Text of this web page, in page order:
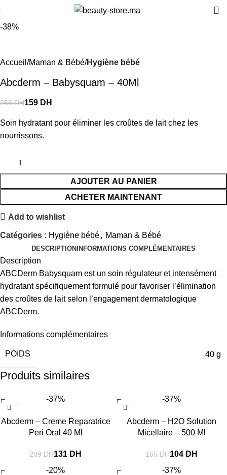
-38%
Accueil Maman & Bébé Hygiène bébé
Abcderm – Babysquam – 40Ml
255DH159 DH
Soin hydratant pour éliminer les croûtes de lait chez les
nourrissons.
AJOUTER AU PANIER
ACHETER MAINTENANT
Add to wishlist
Catégories : Hygiène bébé, Maman & Bébé
DESCRIPTION INFORMATIONS COMPLÉMENTAIRES
Description
ABCDerm Babysquam est un soin régulateur et intensément
hydratant spécifiquement formulé pour favoriser l’élimination
des croûtes de lait selon l’engagement dermatologique
ABCDerm.
Informations complémentaires
POIDS 40 g
Produits similaires
-37%
Abcderm – Creme Reparatrice
Peri Oral 40 Ml
209DH131 DH
-37%
Abcderm – H2O Solution
Micellaire – 500 Ml
165DH104 DH
-20%
-37%